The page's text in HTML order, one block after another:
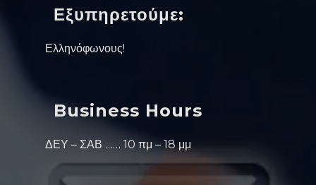
Εξυπηρετούμε:
Ελληνόφωνους!
Business Hours
ΔΕΥ – ΣΑΒ …… 10 πμ – 18 μμ